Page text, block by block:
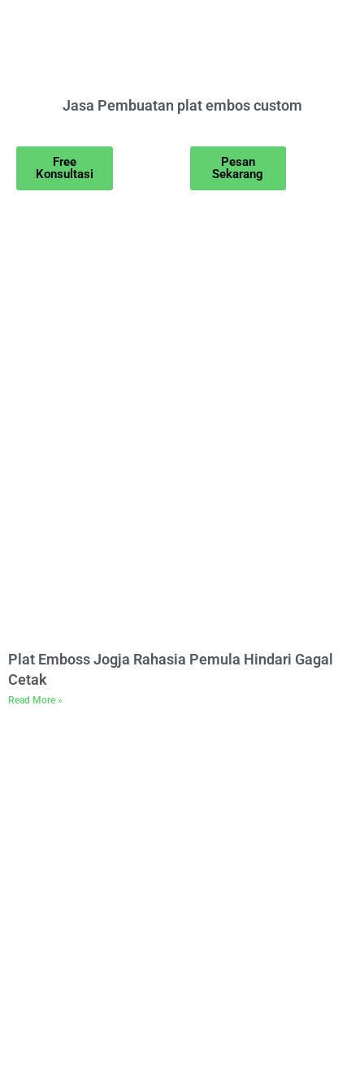
Jasa Pembuatan plat embos custom
Free
Konsultasi
Pesan
Sekarang
Plat Emboss Jogja Rahasia Pemula Hindari Gagal
Cetak
Read More »